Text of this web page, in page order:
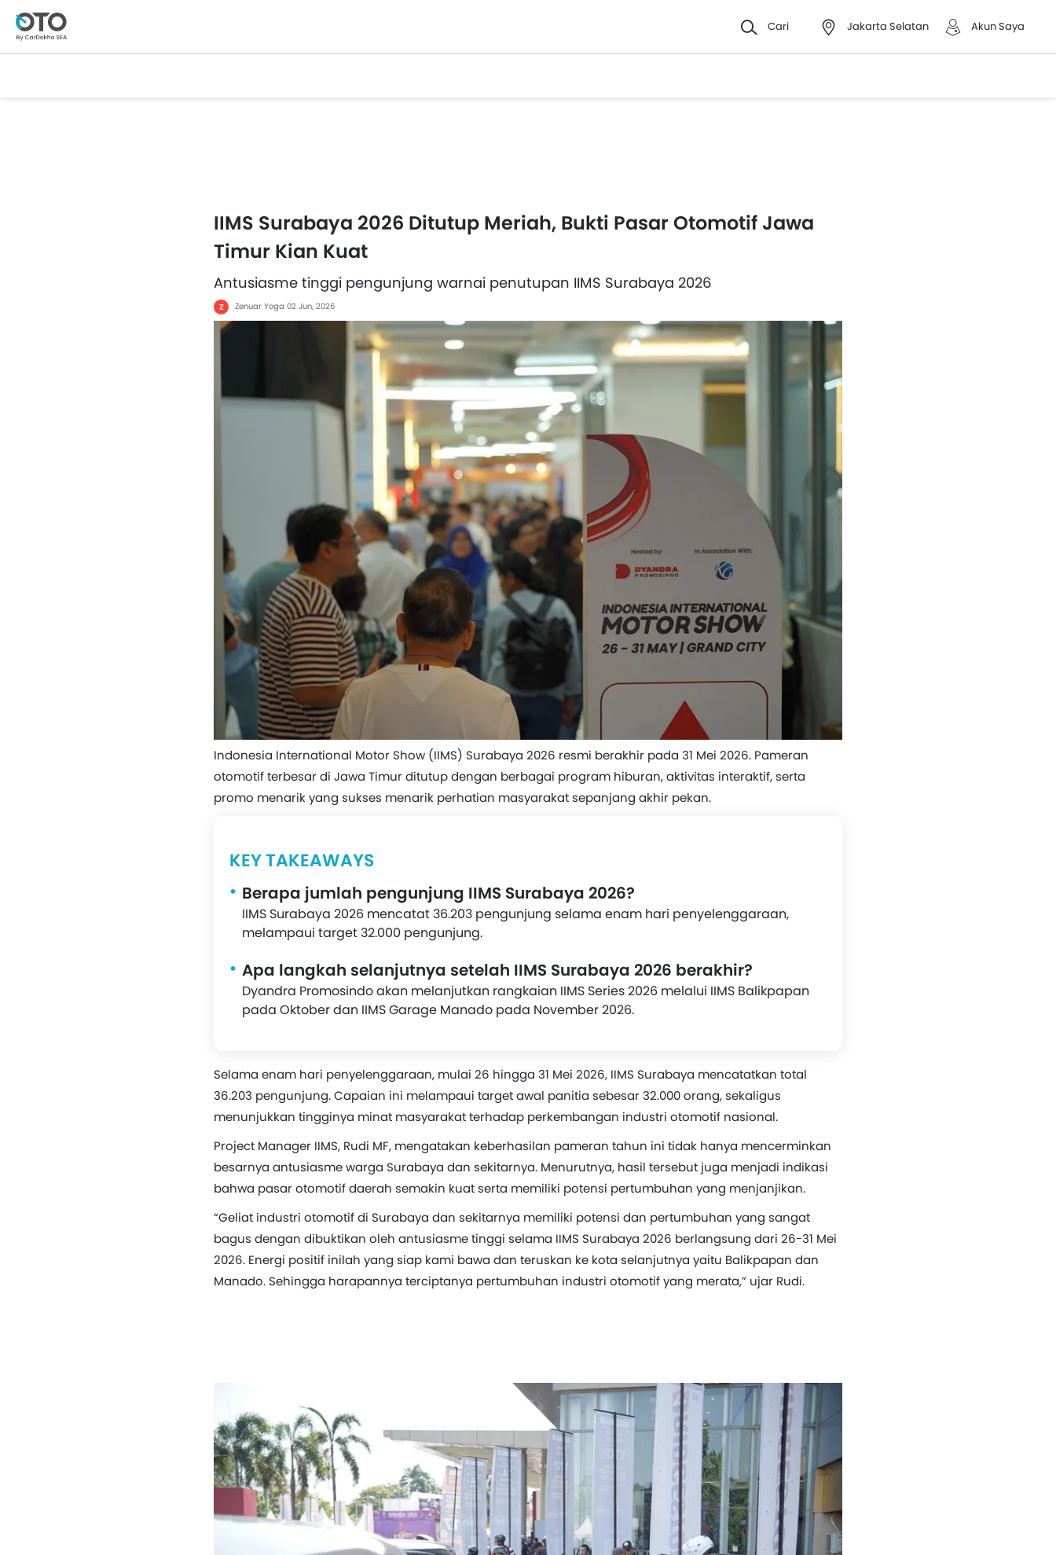
Cari Jakarta Selatan Akun Saya
IIMS Surabaya 2026 Ditutup Meriah, Bukti Pasar Otomotif Jawa
Timur Kian Kuat
Antusiasme tinggi pengunjung warnai penutupan IIMS Surabaya 2026
Z Zenuar Yoga 02 Jun, 2026
Indonesia International Motor Show (IIMS) Surabaya 2026 resmi berakhir pada 31 Mei 2026. Pameran
otomotif terbesar di Jawa Timur ditutup dengan berbagai program hiburan, aktivitas interaktif, serta
promo menarik yang sukses menarik perhatian masyarakat sepanjang akhir pekan.
KEY TAKEAWAYS
Berapa jumlah pengunjung IIMS Surabaya 2026?
IIMS Surabaya 2026 mencatat 36.203 pengunjung selama enam hari penyelenggaraan,
melampaui target 32.000 pengunjung.
Apa langkah selanjutnya setelah IIMS Surabaya 2026 berakhir?
Dyandra Promosindo akan melanjutkan rangkaian IIMS Series 2026 melalui IIMS Balikpapan
pada Oktober dan IIMS Garage Manado pada November 2026.
Selama enam hari penyelenggaraan, mulai 26 hingga 31 Mei 2026, IIMS Surabaya mencatatkan total
36.203 pengunjung. Capaian ini melampaui target awal panitia sebesar 32.000 orang, sekaligus
menunjukkan tingginya minat masyarakat terhadap perkembangan industri otomotif nasional.
Project Manager IIMS, Rudi MF, mengatakan keberhasilan pameran tahun ini tidak hanya mencerminkan
besarnya antusiasme warga Surabaya dan sekitarnya. Menurutnya, hasil tersebut juga menjadi indikasi
bahwa pasar otomotif daerah semakin kuat serta memiliki potensi pertumbuhan yang menjanjikan.
“Geliat industri otomotif di Surabaya dan sekitarnya memiliki potensi dan pertumbuhan yang sangat
bagus dengan dibuktikan oleh antusiasme tinggi selama IIMS Surabaya 2026 berlangsung dari 26-31 Mei
2026. Energi positif inilah yang siap kami bawa dan teruskan ke kota selanjutnya yaitu Balikpapan dan
Manado. Sehingga harapannya terciptanya pertumbuhan industri otomotif yang merata,” ujar Rudi.